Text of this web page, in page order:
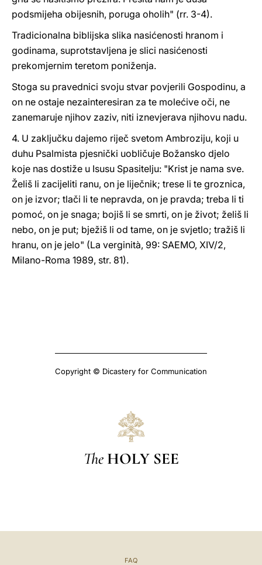
podsmijeha obijesnih, poruga oholih" (rr. 3-4).
Tradicionalna biblijska slika nasićenosti hranom i
godinama, suprotstavljena je slici nasićenosti
prekomjernim teretom poniženja.
Stoga su pravednici svoju stvar povjerili Gospodinu, a
on ne ostaje nezainteresiran za te molećive oči, ne
zanemaruje njihov zaziv, niti iznevjerava njihovu nadu.
4. U zaključku dajemo riječ svetom Ambroziju, koji u
duhu Psalmista pjesnički uobličuje Božansko djelo
koje nas dostiže u Isusu Spasitelju: "Krist je nama sve.
Želiš li zacijeliti ranu, on je liječnik; trese li te groznica,
on je izvor; tlači li te nepravda, on je pravda; treba li ti
pomoć, on je snaga; bojiš li se smrti, on je život; želiš li
nebo, on je put; bježiš li od tame, on je svjetlo; tražiš li
hranu, on je jelo" (La verginità, 99: SAEMO, XIV/2,
Milano-Roma 1989, str. 81).
Copyright © Dicastery for Communication
The HOLY SEE
FAQ